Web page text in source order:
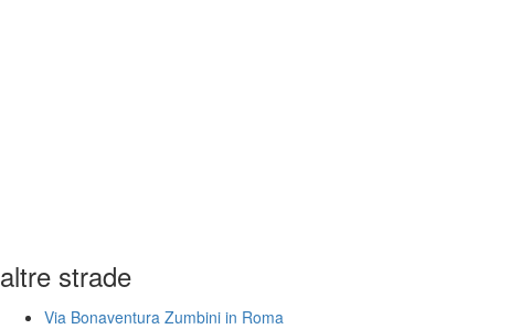
altre strade
Via Bonaventura Zumbini in Roma